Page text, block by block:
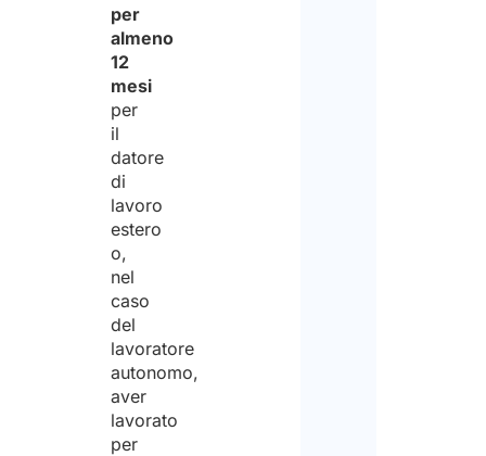
per
almeno
12
mesi
per
il
datore
di
lavoro
estero
o,
nel
caso
del
lavoratore
autonomo,
aver
lavorato
per